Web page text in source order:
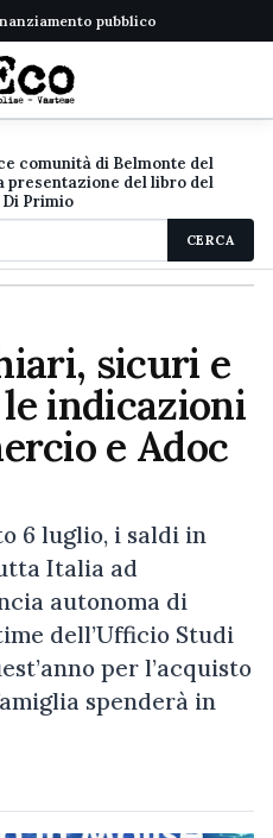
pubblico
comunità di Belmonte del
presentazione del libro del
Primio
CERCA
sicuri e
indicazioni
e Adoc
6 luglio, i saldi in
Italia ad
autonoma di
dell’Ufficio Studi
per l’acquisto
spenderà in